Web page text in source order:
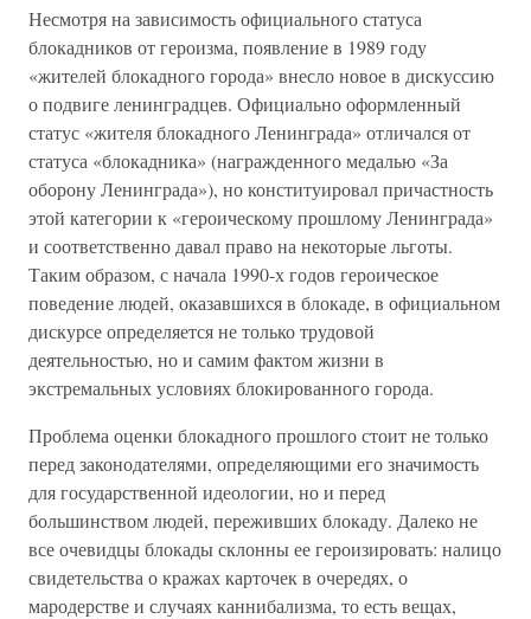
Несмотря на зависимость официального статуса
блокадников от героизма, появление в 1989 году
«жителей блокадного города» внесло новое в дискуссию
о подвиге ленинградцев. Официально оформленный
статус «жителя блокадного Ленинграда» отличался от
статуса «блокадника» (награжденного медалью «За
оборону Ленинграда»), но конституировал причастность
этой категории к «героическому прошлому Ленинграда»
и соответственно давал право на некоторые льготы.
Таким образом, с начала 1990-х годов героическое
поведение людей, оказавшихся в блокаде, в официальном
дискурсе определяется не только трудовой
деятельностью, но и самим фактом жизни в
экстремальных условиях блокированного города.
Проблема оценки блокадного прошлого стоит не только
перед законодателями, определяющими его значимость
для государственной идеологии, но и перед
большинством людей, переживших блокаду. Далеко не
все очевидцы блокады склонны ее героизировать: налицо
свидетельства о кражах карточек в очередях, о
мародерстве и случаях каннибализма, то есть вещах,